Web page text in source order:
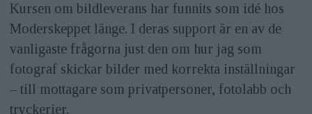
Kursen om bildleverans har funnits som idé hos
Moderskeppet länge. I deras support är en av de
vanligaste frågorna just den om hur jag som
fotograf skickar bilder med korrekta inställningar
– till mottagare som privatpersoner, fotolabb och
tryckerier.